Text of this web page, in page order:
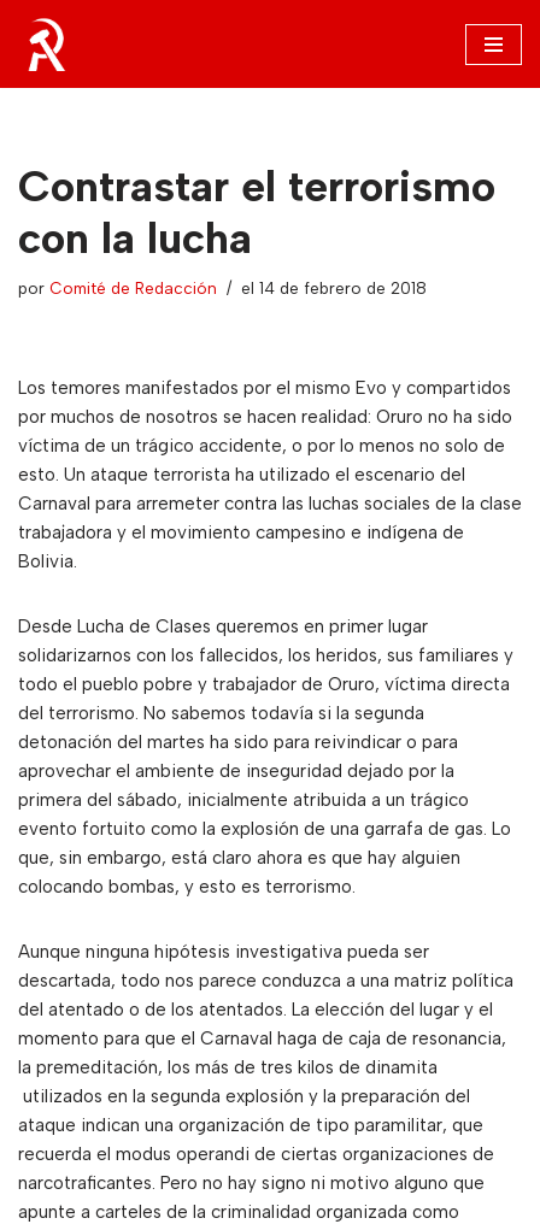
Saltar
al
Contrastar el terrorismo
con la lucha
por Comité de Redacción el 14 de febrero de 2018
Los temores manifestados por el mismo Evo y compartidos
por muchos de nosotros se hacen realidad: Oruro no ha sido
víctima de un trágico accidente, o por lo menos no solo de
esto. Un ataque terrorista ha utilizado el escenario del
Carnaval para arremeter contra las luchas sociales de la clase
trabajadora y el movimiento campesino e indígena de
Bolivia.
Desde Lucha de Clases queremos en primer lugar
solidarizarnos con los fallecidos, los heridos, sus familiares y
todo el pueblo pobre y trabajador de Oruro, víctima directa
del terrorismo. No sabemos todavía si la segunda
detonación del martes ha sido para reivindicar o para
aprovechar el ambiente de inseguridad dejado por la
primera del sábado, inicialmente atribuida a un trágico
evento fortuito como la explosión de una garrafa de gas. Lo
que, sin embargo, está claro ahora es que hay alguien
colocando bombas, y esto es terrorismo.
Aunque ninguna hipótesis investigativa pueda ser
descartada, todo nos parece conduzca a una matriz política
del atentado o de los atentados. La elección del lugar y el
momento para que el Carnaval haga de caja de resonancia,
la premeditación, los más de tres kilos de dinamita
utilizados en la segunda explosión y la preparación del
ataque indican una organización de tipo paramilitar, que
recuerda el modus operandi de ciertas organizaciones de
narcotraficantes. Pero no hay signo ni motivo alguno que
apunte a carteles de la criminalidad organizada como